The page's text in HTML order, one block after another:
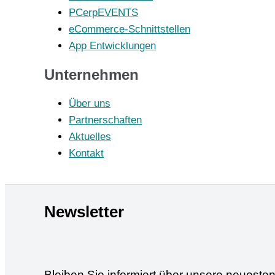
PCerpEVENTS
eCommerce-Schnittstellen
App Entwicklungen
Unternehmen
Über uns
Partnerschaften
Aktuelles
Kontakt
Newsletter